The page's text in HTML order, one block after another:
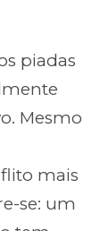
piadas
Mesmo
mais
se: um